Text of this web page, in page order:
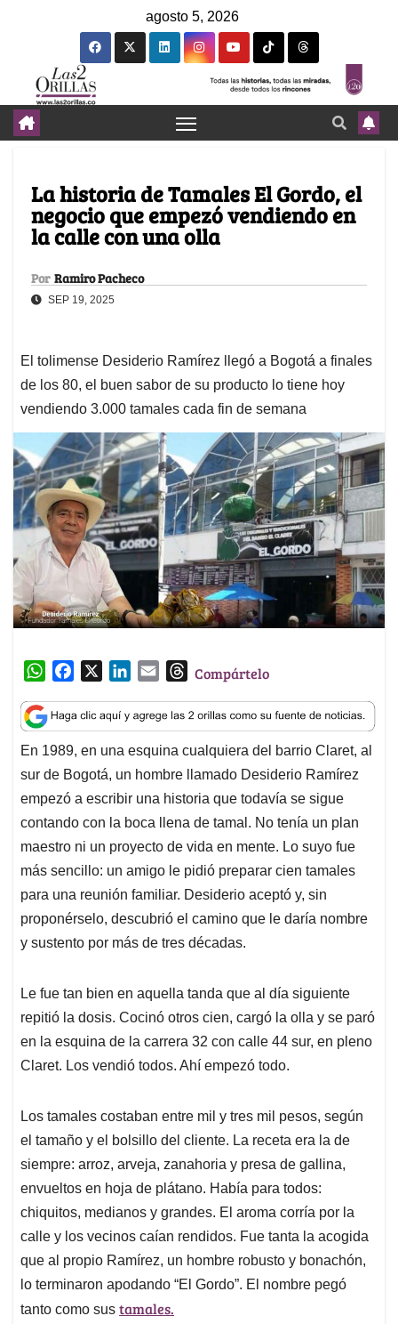
agosto 5, 2026
La historia de Tamales El Gordo, el
negocio que empezó vendiendo en
la calle con una olla
Por Ramiro Pacheco
SEP 19, 2025
El tolimense Desiderio Ramírez llegó a Bogotá a finales
de los 80, el buen sabor de su producto lo tiene hoy
vendiendo 3.000 tamales cada fin de semana
W
a
t
s
A
p
p
c
e
b
o
o
k
n
k
e
d
I
n
a
i
l
T
r
e
a
d
s
Compártelo
En 1989, en una esquina cualquiera del barrio Claret, al
sur de Bogotá, un hombre llamado Desiderio Ramírez
empezó a escribir una historia que todavía se sigue
contando con la boca llena de tamal. No tenía un plan
maestro ni un proyecto de vida en mente. Lo suyo fue
más sencillo: un amigo le pidió preparar cien tamales
para una reunión familiar. Desiderio aceptó y, sin
proponérselo, descubrió el camino que le daría nombre
y sustento por más de tres décadas.
Le fue tan bien en aquella tanda que al día siguiente
repitió la dosis. Cocinó otros cien, cargó la olla y se paró
en la esquina de la carrera 32 con calle 44 sur, en pleno
Claret. Los vendió todos. Ahí empezó todo.
Los tamales costaban entre mil y tres mil pesos, según
el tamaño y el bolsillo del cliente. La receta era la de
siempre: arroz, arveja, zanahoria y presa de gallina,
envueltos en hoja de plátano. Había para todos:
chiquitos, medianos y grandes. El aroma corría por la
calle y los vecinos caían rendidos. Fue tanta la acogida
que al propio Ramírez, un hombre robusto y bonachón,
lo terminaron apodando “El Gordo”. El nombre pegó
tanto como sus tamales.